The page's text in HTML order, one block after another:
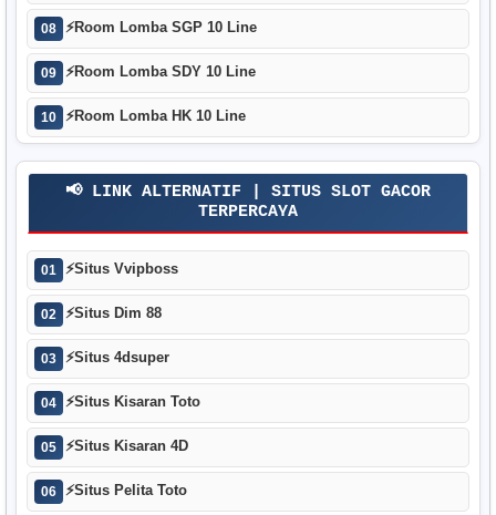
08 ⚡Room Lomba SGP 10 Line
09 ⚡Room Lomba SDY 10 Line
10 ⚡Room Lomba HK 10 Line
📢 LINK ALTERNATIF | SITUS SLOT GACOR
TERPERCAYA
01 ⚡Situs Vvipboss
02 ⚡Situs Dim 88
03 ⚡Situs 4dsuper
04 ⚡Situs Kisaran Toto
05 ⚡Situs Kisaran 4D
06 ⚡Situs Pelita Toto